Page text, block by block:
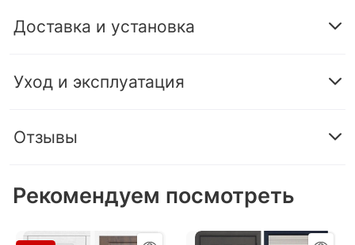
Доставка и установка
Уход и эксплуатация
Отзывы
Рекомендуем посмотреть